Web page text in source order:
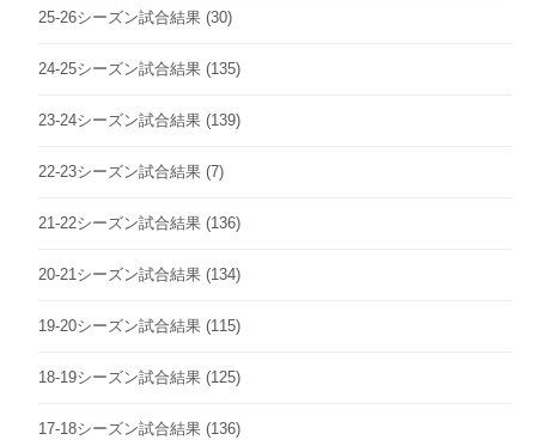
25-26シーズン試合結果 (30)
24-25シーズン試合結果 (135)
23-24シーズン試合結果 (139)
22-23シーズン試合結果 (7)
21-22シーズン試合結果 (136)
20-21シーズン試合結果 (134)
19-20シーズン試合結果 (115)
18-19シーズン試合結果 (125)
17-18シーズン試合結果 (136)